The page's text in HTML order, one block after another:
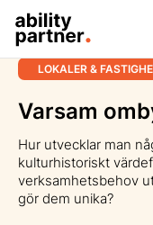
LOKALER &
Varsam
Hur utvecklar man
kulturhistoriskt
verksamhetsbehov
gör dem unika?